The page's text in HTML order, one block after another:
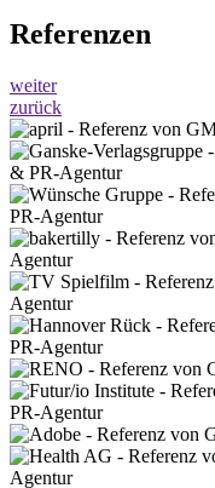
Referenzen
weiter
zurück